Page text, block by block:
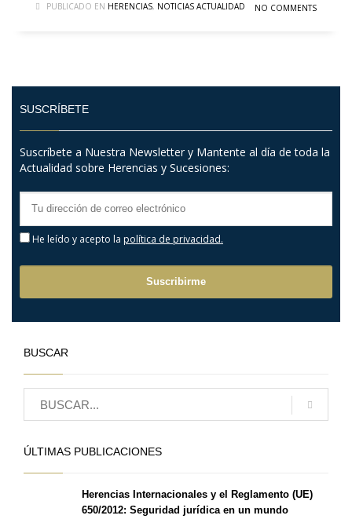
PUBLICADO EN HERENCIAS, NOTICIAS ACTUALIDAD NO COMMENTS
SUSCRÍBETE
Suscríbete a Nuestra Newsletter y Mantente al día de toda la
Actualidad sobre Herencias y Sucesiones:
He leído y acepto la política de privacidad.
BUSCAR
ÚLTIMAS PUBLICACIONES
Herencias Internacionales y el Reglamento (UE)
650/2012: Seguridad jurídica en un mundo